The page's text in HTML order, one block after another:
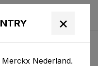
×
Nederland.